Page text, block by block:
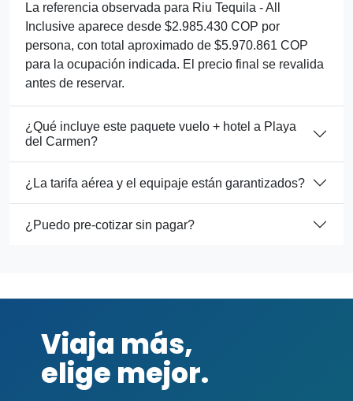
La referencia observada para Riu Tequila - All
Inclusive aparece desde $2.985.430 COP por
persona, con total aproximado de $5.970.861 COP
para la ocupación indicada. El precio final se revalida
antes de reservar.
¿Qué incluye este paquete vuelo + hotel a Playa
del Carmen?
¿La tarifa aérea y el equipaje están garantizados?
¿Puedo pre-cotizar sin pagar?
Viaja más,
elige mejor.